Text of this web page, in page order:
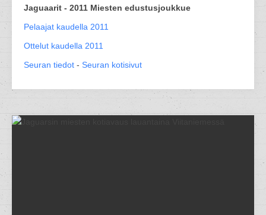
Jaguaarit - 2011 Miesten edustusjoukkue
Pelaajat kaudella 2011
Ottelut kaudella 2011
Seuran tiedot - Seuran kotisivut